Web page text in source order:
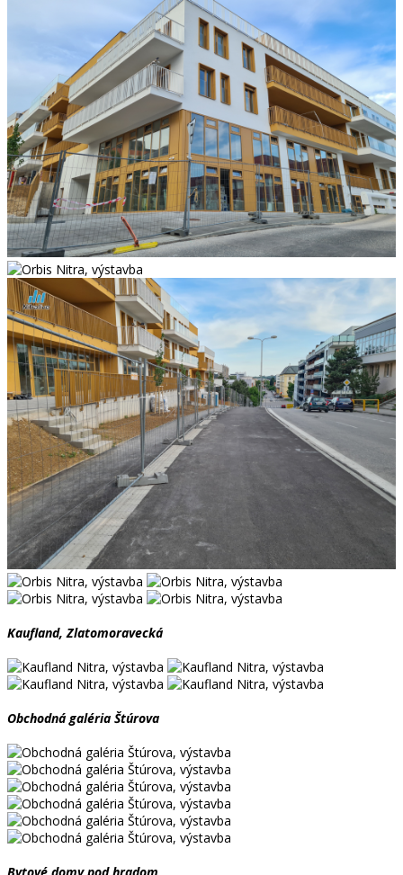
Kaufland, Zlatomoravecká
Obchodná galéria Štúrova